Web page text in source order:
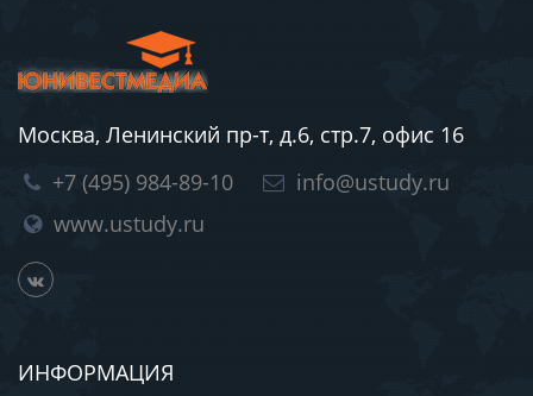
Москва, Ленинский пр-т, д.6, стр.7, офис 16
+7 (495) 984-89-10
info@ustudy.ru
www.ustudy.ru
ИНФОРМАЦИЯ